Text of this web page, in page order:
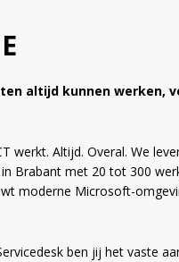
altijd kunnen werken,
werkt. Altijd. Overal. We
Brabant met 20 tot 300
moderne Microsoft-
ben jij het vaste